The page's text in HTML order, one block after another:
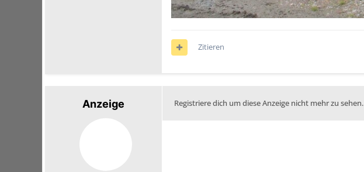
Zitieren
Anzeige Registriere dich um diese Anzeige nicht mehr zu sehen.